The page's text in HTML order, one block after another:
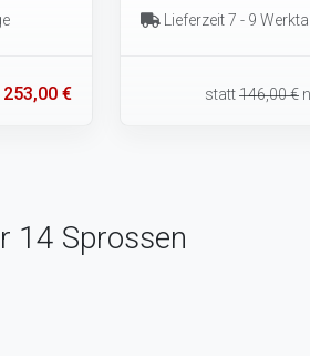
253,00 €
Lieferzeit 7 - 9
statt146,00 €
14 Sprossen